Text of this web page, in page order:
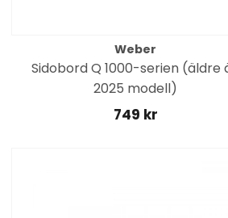
Weber
Sidobord Q 1000-serien (äldre
2025 modell)
749 kr